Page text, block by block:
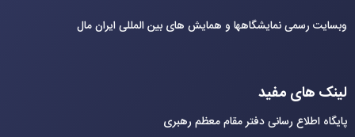
وبسایت رسمی نمایشگاهها و همایش های بین‌ المللی ایران مال
لینک های مفید
پایگاه اطلاع رسانی دفتر مقام معظم رهبری